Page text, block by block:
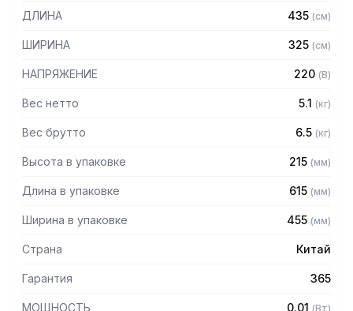
массы и цены за единицу
– Расчет сдачи
– Возможность видеть массу НЕТТО
взвешиваемый товар
товаров
– Исправление последней покупки для корректности цифр
– Итоги за день по каждому товару
удаленный дисплей
– Подключение к ПК
Технические характеристики:
– Размеры платформы: 255 х 440 мм
ДЛИНА 435 (см)
ШИРИНА 325 (см)
НАПРЯЖЕНИЕ 220 (В)
Вес нетто 5.1 (кг)
Вес брутто 6.5 (кг)
Высота в упаковке 215 (мм)
Длина в упаковке 615 (мм)
Ширина в упаковке 455 (мм)
Страна Китай
Гарантия 365
МОЩНОСТЬ 0.01 (Вт)